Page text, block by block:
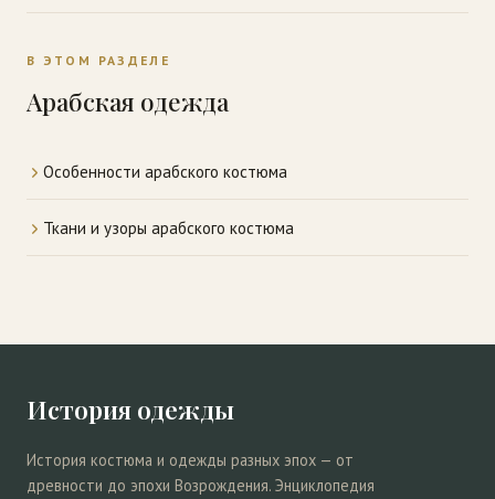
В ЭТОМ РАЗДЕЛЕ
Арабская одежда
Особенности арабского костюма
Ткани и узоры арабского костюма
История одежды
История костюма и одежды разных эпох — от
древности до эпохи Возрождения. Энциклопедия